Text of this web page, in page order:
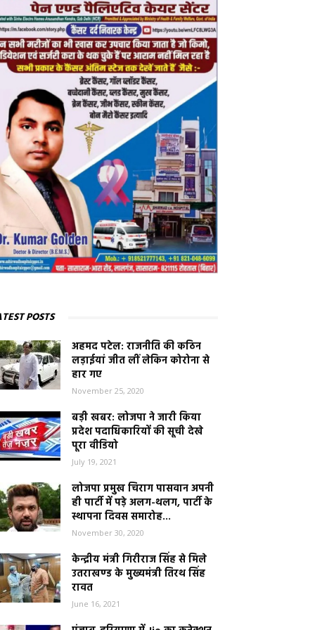
POSTS
अहमद पटेल: राजनीति की कठिन
लड़ाईयां जीत लीं लेकिन कोरोना से
हार गए
November 25, 2020
बड़ी खबर: लोजपा ने जारी किया
प्रदेश पदाधिकारियों की सूची देखे
पूरा वीडियो
July 19, 2021
लोजपा प्रमुख चिराग पासवान अपनी
ही पार्टी में पड़े अलग-थलग, पार्टी के
स्थापना दिवस समारोह...
November 30, 2020
केन्द्रीय मंत्री गिरीराज सिंह से मिले
उतराखण्ड के मुख्यमंत्री तिरथ सिंह
रावत
June 16, 2021